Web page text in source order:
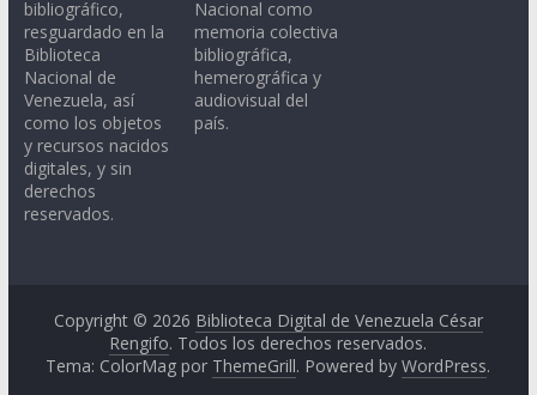
bibliográfico,
resguardado en la
Biblioteca
Nacional de
Venezuela, así
como los objetos
y recursos nacidos
digitales, y sin
derechos
reservados.
Nacional como
memoria colectiva
bibliográfica,
hemerográfica y
audiovisual del
país.
Copyright © 2026 Biblioteca Digital de Venezuela César
Rengifo. Todos los derechos reservados.
Tema: ColorMag por ThemeGrill. Powered byWordPress.